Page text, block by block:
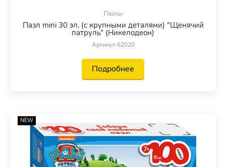
Пазлы
Пазл mini 30 эл. (с крупными деталями) "Щенячий
патруль" (Никелодеон)
Артикул 62020
Подробнее
NEW